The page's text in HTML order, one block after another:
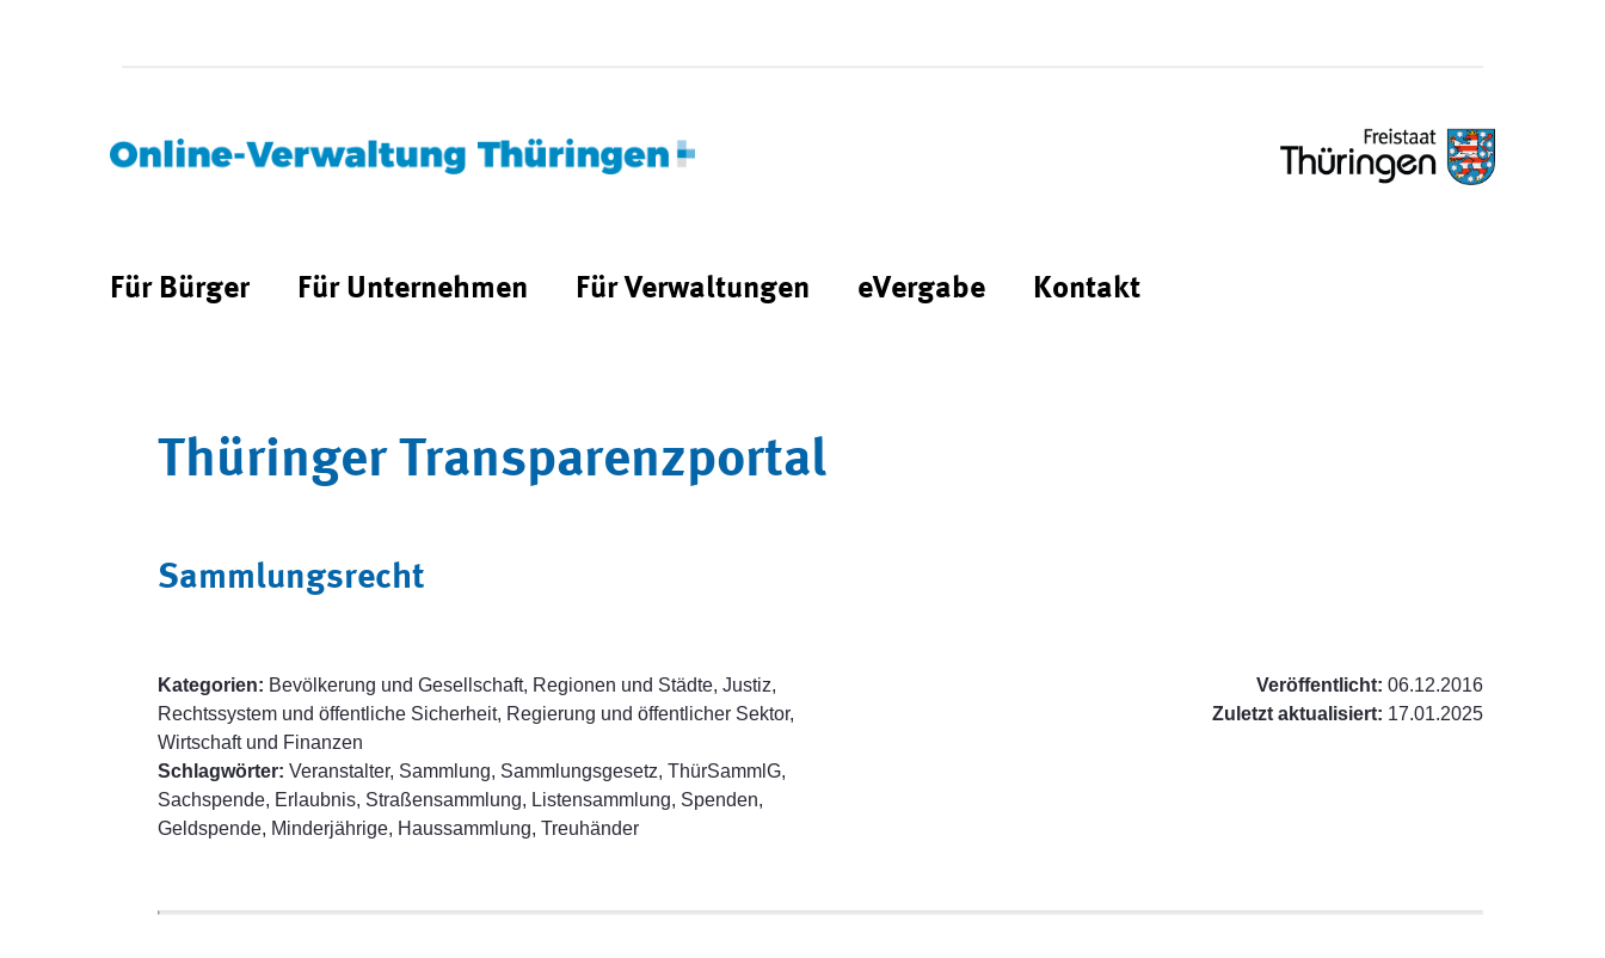
Für Bürger Für Unternehmen Für Verwaltungen eVergabe Kontakt
Thüringer Transparenzportal
Sammlungsrecht
Kategorien: Bevölkerung und Gesellschaft, Regionen und Städte, Justiz,
Rechtssystem und öffentliche Sicherheit, Regierung und öffentlicher Sektor,
Wirtschaft und Finanzen
Schlagwörter: Veranstalter, Sammlung, Sammlungsgesetz, ThürSammlG,
Sachspende, Erlaubnis, Straßensammlung, Listensammlung, Spenden,
Geldspende, Minderjährige, Haussammlung, Treuhänder
Veröffentlicht: 06.12.2016
Zuletzt aktualisiert: 17.01.2025